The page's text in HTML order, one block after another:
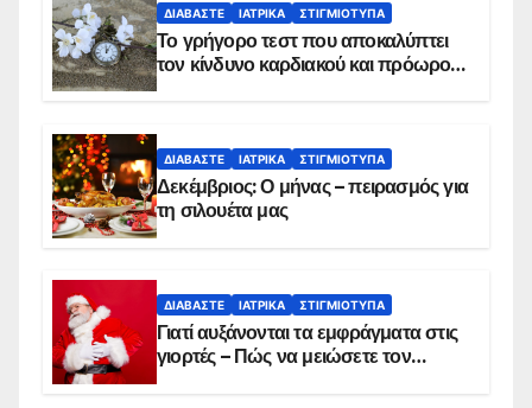
ΔΙΑΒΆΣΤΕ ΙΑΤΡΙΚΆ ΣΤΙΓΜΙΌΤΥΠΑ
Το γρήγορο τεστ που αποκαλύπτει
τον κίνδυνο καρδιακού και πρόωρου
ΔΙΑΒΆΣΤΕ ΙΑΤΡΙΚΆ ΣΤΙΓΜΙΌΤΥΠΑ
Δεκέμβριος: Ο μήνας – πειρασμός για
τη σιλουέτα μας
ΔΙΑΒΆΣΤΕ ΙΑΤΡΙΚΆ ΣΤΙΓΜΙΌΤΥΠΑ
Γιατί αυξάνονται τα εμφράγματα στις
γιορτές – Πώς να μειώσετε τον